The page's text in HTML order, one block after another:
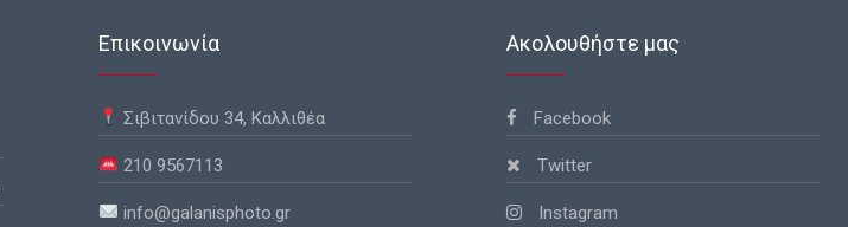
Επικοινωνία
Σιβιτανίδου 34, Καλλιθέα
210 9567113
info@galanisphoto.gr
Ακολουθήστε μας
Facebook
Twitter
Instagram